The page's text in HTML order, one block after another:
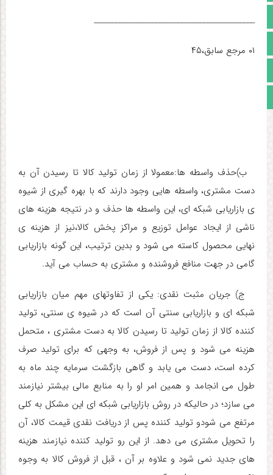
____________________________________________
۰۱ مرجع سابق،۴۵
ب)حذف واسطه ها:معمولا از زمان تولید کالا تا رسیدن آن به
دست مشتری، واسطه هایی وجود دارند که با بهره گیری از شیوه
ی بازاریابی شبکه ای، این واسطه ها حذف و در نتیجه هزینه های
ناشی از ایجاد عوامل توزیع و مراکز پخش کالا،نیز از هزینه ی
نهایی محصول کاسته می شود و بدین ترتیب، این گونه بازاریابی
گامی در جهت منافع فروشنده و مشتری به حساب می آید.
ج) جریان مثبت نقدی:یکی از تفاوتهای مهم میان بازاریابی
شبکه ای و بازاریابی سنتی آن است که در شیوه ی سنتی، تولید
کننده کالا از زمان تولید تا رسیدن کالا به دست مشتری ، متحمل
هزینه می شود و پس از فروش، به وجهی که برای تولید صرف
کرده است، دست می یابد و گاهی بازگشت سرمایه چند ماه به
طول می انجامد و همین امر او را به منابع مالی بیشتر نیازمند
می سازد؛ در حالیکه در روش بازاریابی شبکه ای این مشکل به کلی
مرتفع می شودو تولید کننده پس از دریافت نقدی قیمت کالا، آن
را تحویل مشتری می دهد. از این رو تولید کننده نیازمند هزینه
های جدید نمی شود و علاوه بر آن ، قبل از فروش کالا به وجوه